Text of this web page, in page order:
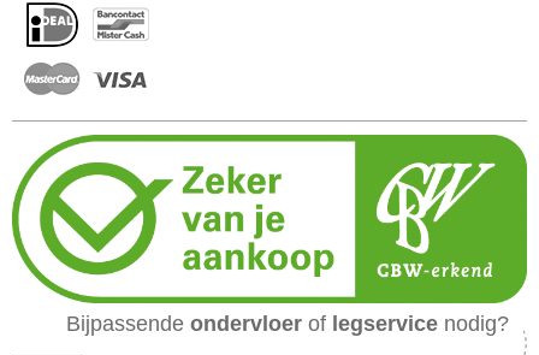
Bijpassende ondervloer of legservice nodig?